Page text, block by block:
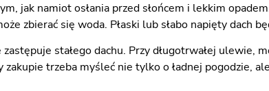
jak namiot osłania przed słońcem i lekkim
zbierać się woda. Płaski lub słabo napięty dach
stałego dachu. Przy długotrwałej ulewie,
zakupie trzeba myśleć nie tylko o ładnej pogodzie,